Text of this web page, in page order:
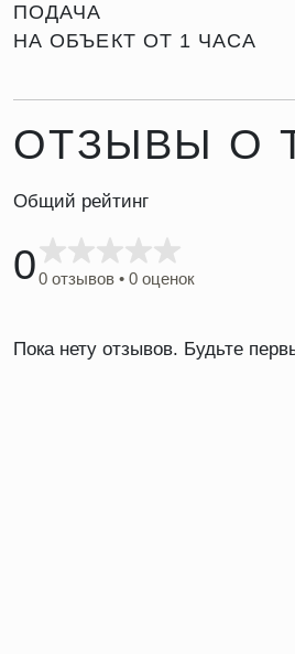
ПОДАЧА
НА ОБЪЕКТ ОТ 1 ЧАСА
ОТЗЫВЫ О
Общий рейтинг
00 отзывов • 0 оценок
Пока нету отзывов. Будьте